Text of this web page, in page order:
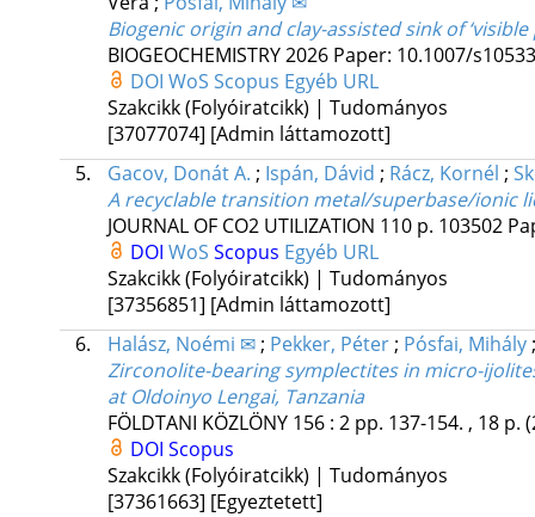
Biogenic origin and clay-assisted sink of
BIOGEOCHEMISTRY2026 Paper: 10.1007/
DOI WoS Scopus Egyéb URL
Szakcikk (Folyóiratcikk) | Tudományos
[37077074] [Admin láttamozott]
5.
Gacov, Donát A. ; Ispán, Dávid ; Rácz, Kornél ;
A recyclable transition metal/superbase/ionic
JOURNAL OF CO2 UTILIZATION 110 p. 103502
DOI WoS Scopus Egyéb URL
Szakcikk (Folyóiratcikk) | Tudományos
[37356851] [Admin láttamozott]
6.
Halász, Noémi ✉; Pekker, Péter; Pósfai, Mihály
Zirconolite-bearing symplectites in micro-
at Oldoinyo Lengai, Tanzania
FÖLDTANI KÖZLÖNY 156: 2 pp. 137-154. , 18 p.
DOI Scopus
Szakcikk (Folyóiratcikk) | Tudományos
[37361663] [Egyeztetett]